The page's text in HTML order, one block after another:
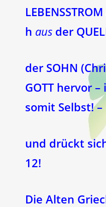
LEBENSSTROM
h aus der
der SOHN
GOTT hervor
somit Selbst! –
und drückt
12!
Die Alten